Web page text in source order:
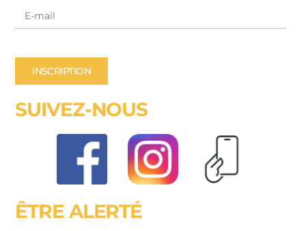
INSCRIPTION
SUIVEZ-NOUS
ÊTRE ALERTÉ